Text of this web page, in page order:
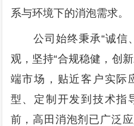
系与环境下的消泡需求。
公司始终秉承“诚信
观，坚持“合规稳健，创
端市场，贴近客户实际
型、定制开发到技术指
前，高田消泡剂已广泛